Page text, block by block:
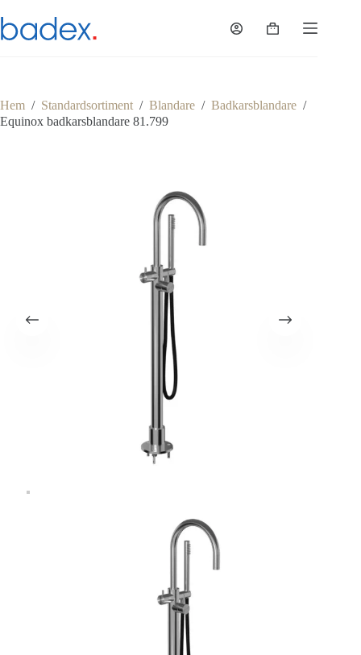
till
innehåll
Varukorg
Hem / Standardsortiment / Blandare / Badkarsblandare /
Equinox badkarsblandare 81.799